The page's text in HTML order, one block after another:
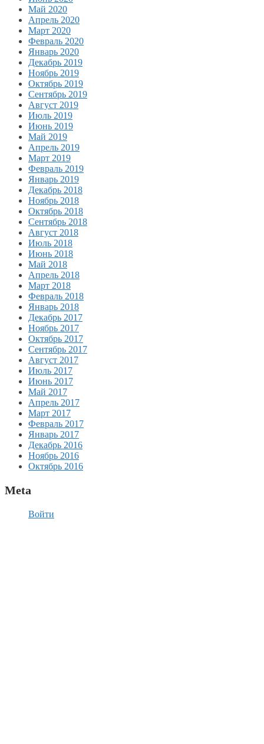
Май 2020
Апрель 2020
Март 2020
Февраль 2020
Январь 2020
Декабрь 2019
Ноябрь 2019
Октябрь 2019
Сентябрь 2019
Август 2019
Июль 2019
Июнь 2019
Май 2019
Апрель 2019
Март 2019
Февраль 2019
Январь 2019
Декабрь 2018
Ноябрь 2018
Октябрь 2018
Сентябрь 2018
Август 2018
Июль 2018
Июнь 2018
Май 2018
Апрель 2018
Март 2018
Февраль 2018
Январь 2018
Декабрь 2017
Ноябрь 2017
Октябрь 2017
Сентябрь 2017
Август 2017
Июль 2017
Июнь 2017
Май 2017
Апрель 2017
Март 2017
Февраль 2017
Январь 2017
Декабрь 2016
Ноябрь 2016
Октябрь 2016
Meta
Войти